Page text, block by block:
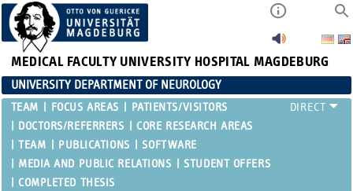
MEDICAL FACULTY UNIVERSITY HOSPITAL MAGDEBURG
UNIVERSITY DEPARTMENT OF NEUROLOGY
TEAM FOCUS AREAS
PATIENTS/VISITORS
DOCTORS/REFERRERS
CORE RESEARCH AREAS
TEAM
PUBLICATIONS
SOFTWARE
MEDIA AND PUBLIC RELATIONS
STUDENT OFFERS
COMPLETED THESIS